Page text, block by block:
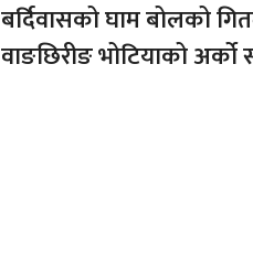
बर्दिवासको घाम बोलको
वाङछिरीङ भोटियाको